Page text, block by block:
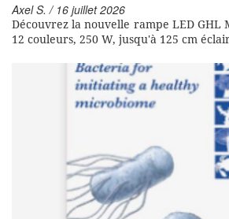
Axel S. / 16 juillet 2026
Découvrez la nouvelle rampe LED GHL
12 couleurs, 250 W, jusqu'à 125 cm